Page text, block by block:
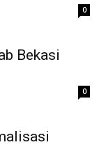
0
Bekasi
0